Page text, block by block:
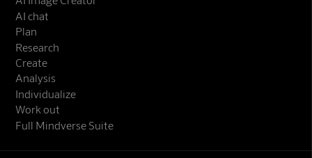
AI chat
Plan
Research
Create
Analysis
Individualize
Work out
Full Mindverse Suite